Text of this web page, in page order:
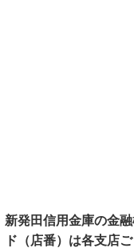
新発田信用金庫の金
ド（店番）は各支店